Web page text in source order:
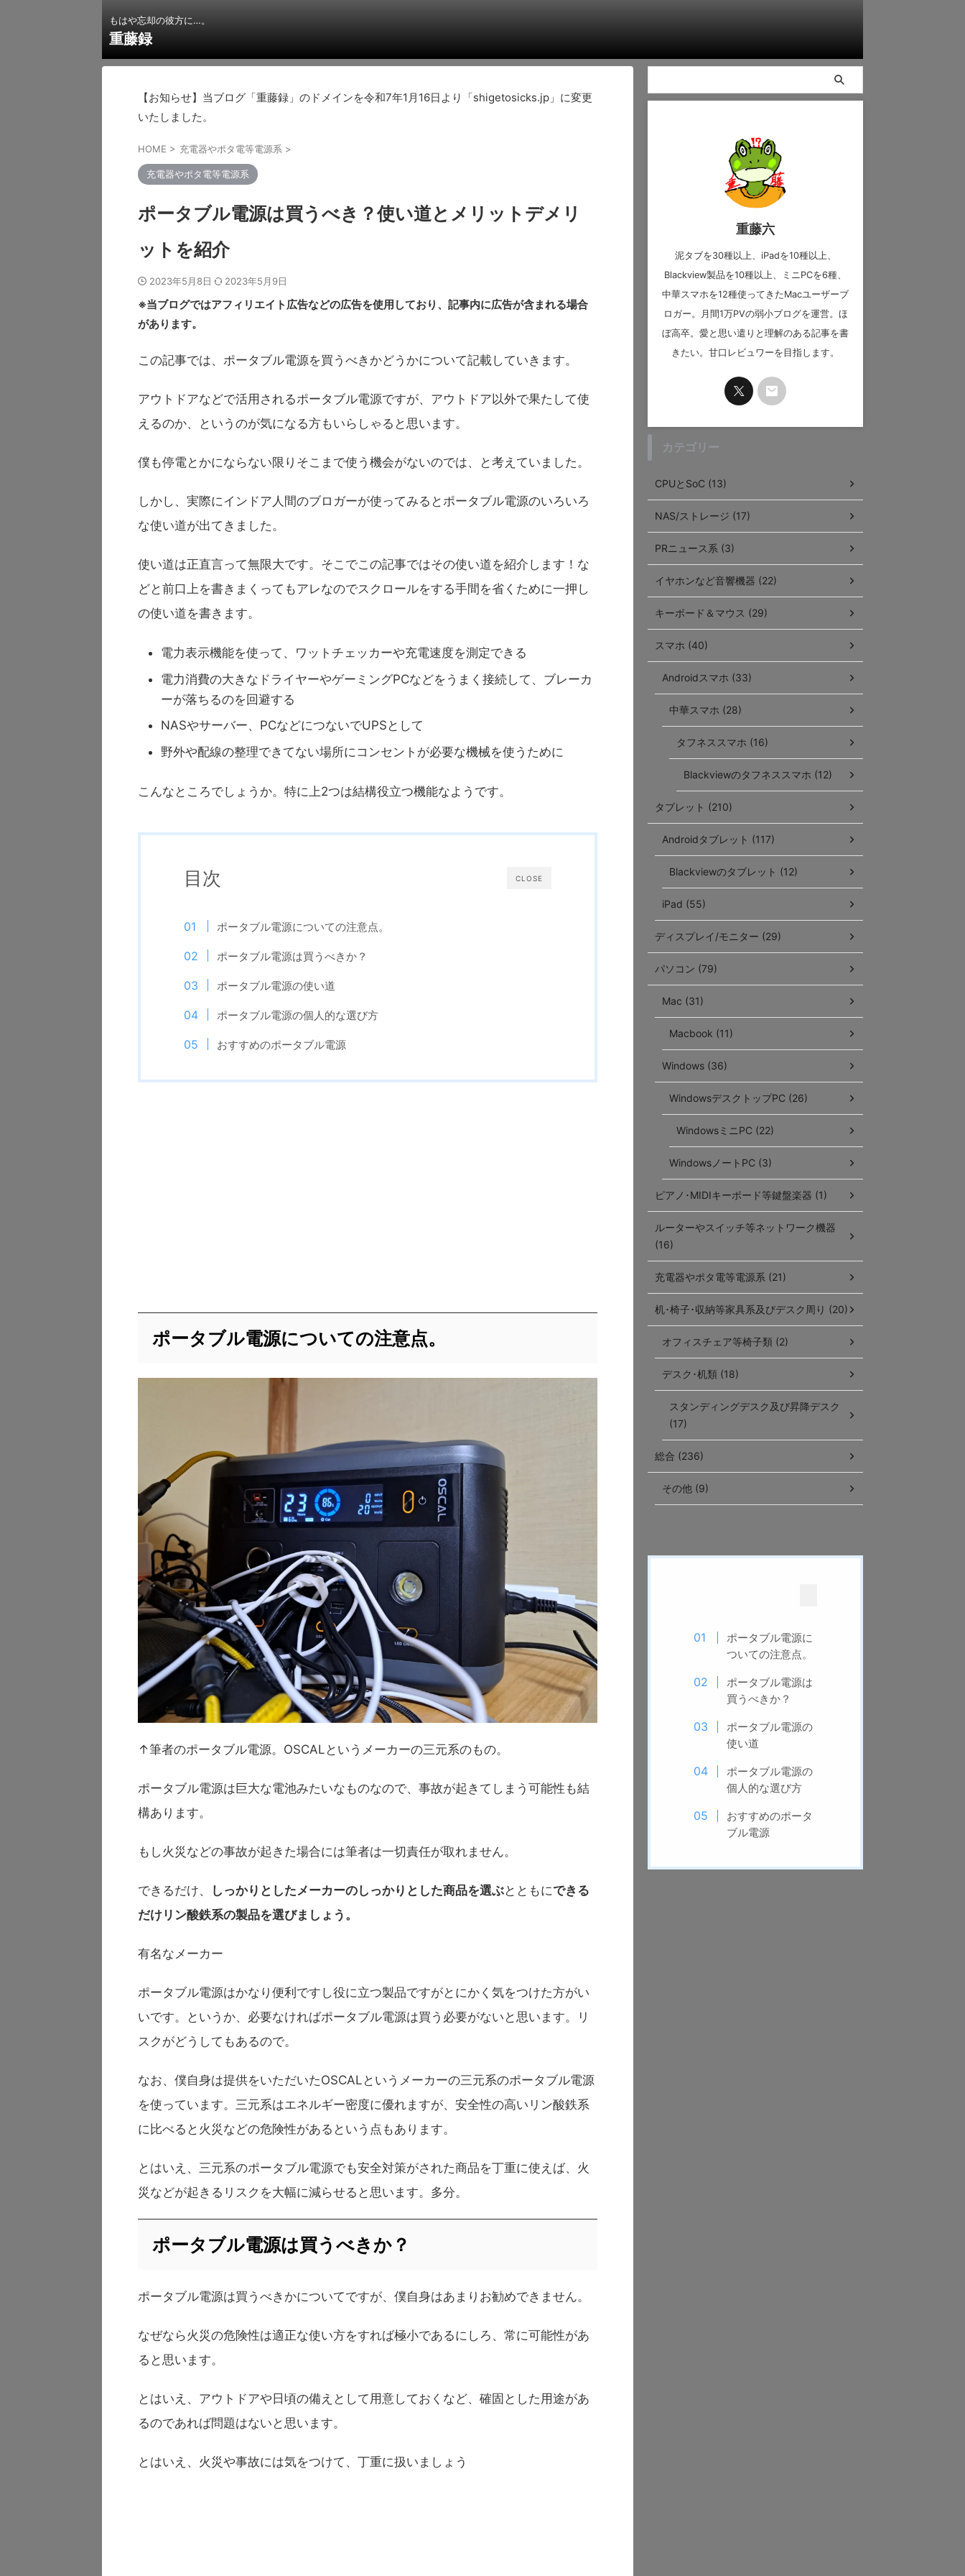
もはや忘却の彼方に…。
重藤録
【お知らせ】当ブログ「重藤録」のドメインを令和7年1月16日より「shigetosicks.jp」に変更
いたしました。
HOME > 充電器やポタ電等電源系 >
充電器やポタ電等電源系
ポータブル電源は買うべき？使い道とメリットデメリ
ットを紹介
2023年5月8日 2023年5月9日
※当ブログではアフィリエイト広告などの広告を使用しており、記事内に広告が含まれる場合
があります。
この記事では、ポータブル電源を買うべきかどうかについて記載していきます。
アウトドアなどで活用されるポータブル電源ですが、アウトドア以外で果たして使
えるのか、というのが気になる方もいらしゃると思います。
僕も停電とかにならない限りそこまで使う機会がないのでは、と考えていました。
しかし、実際にインドア人間のブロガーが使ってみるとポータブル電源のいろいろ
な使い道が出てきました。
使い道は正直言って無限大です。そこでこの記事ではその使い道を紹介します！な
どと前口上を書きまくってもアレなのでスクロールをする手間を省くために一押し
の使い道を書きます。
電力表示機能を使って、ワットチェッカーや充電速度を測定できる
電力消費の大きなドライヤーやゲーミングPCなどをうまく接続して、ブレーカ
ーが落ちるのを回避する
NASやサーバー、PCなどにつないでUPSとして
野外や配線の整理できてない場所にコンセントが必要な機械を使うために
こんなところでしょうか。特に上2つは結構役立つ機能なようです。
CLOSE
目次
ポータブル電源についての注意点。
ポータブル電源は買うべきか？
ポータブル電源の使い道
ポータブル電源の個人的な選び方
おすすめのポータブル電源
ポータブル電源についての注意点。
↑筆者のポータブル電源。OSCALというメーカーの三元系のもの。
ポータブル電源は巨大な電池みたいなものなので、事故が起きてしまう可能性も結
構あります。
もし火災などの事故が起きた場合には筆者は一切責任が取れません。
できるだけ、 しっかりとしたメーカーのしっかりとした商品を選ぶとともにできる
だけリン酸鉄系の製品を選びましょう。
有名なメーカー
ポータブル電源はかなり便利ですし役に立つ製品ですがとにかく気をつけた方がい
いです。というか、必要なければポータブル電源は買う必要がないと思います。リ
スクがどうしてもあるので。
なお、僕自身は提供をいただいたOSCALというメーカーの三元系のポータブル電源
を使っています。三元系はエネルギー密度に優れますが、安全性の高いリン酸鉄系
に比べると火災などの危険性があるという点もあります。
とはいえ、三元系のポータブル電源でも安全対策がされた商品を丁重に使えば、火
災などが起きるリスクを大幅に減らせると思います。多分。
ポータブル電源は買うべきか？
ポータブル電源は買うべきかについてですが、僕自身はあまりお勧めできません。
なぜなら火災の危険性は適正な使い方をすれば極小であるにしろ、常に可能性があ
ると思います。
とはいえ、アウトドアや日頃の備えとして用意しておくなど、確固とした用途があ
るのであれば問題はないと思います。
とはいえ、火災や事故には気をつけて、丁重に扱いましょう
重藤六
泥タブを30種以上、iPadを10種以上、
Blackview製品を10種以上、ミニPCを6種、
中華スマホを12種使ってきたMacユーザーブ
ロガー。月間1万PVの弱小ブログを運営。ほ
ぼ高卒。愛と思い遣りと理解のある記事を書
きたい。甘口レビュワーを目指します。
カテゴリー
CPUとSoC (13)
NAS/ストレージ (17)
PRニュース系 (3)
イヤホンなど音響機器 (22)
キーボード＆マウス (29)
スマホ (40)
Androidスマホ (33)
中華スマホ (28)
タフネススマホ (16)
Blackviewのタフネススマホ (12)
タブレット (210)
Androidタブレット (117)
Blackviewのタブレット (12)
iPad (55)
ディスプレイ/モニター (29)
パソコン (79)
Mac (31)
Macbook (11)
Windows (36)
WindowsデスクトップPC (26)
WindowsミニPC (22)
WindowsノートPC (3)
ピアノ･MIDIキーボード等鍵盤楽器 (1)
ルーターやスイッチ等ネットワーク機器
(16)
充電器やポタ電等電源系 (21)
机･椅子･収納等家具系及びデスク周り (20)
オフィスチェア等椅子類 (2)
デスク･机類 (18)
スタンディングデスク及び昇降デスク
(17)
総合 (236)
その他 (9)
ポータブル電源に
ついての注意点。
ポータブル電源は
買うべきか？
ポータブル電源の
使い道
ポータブル電源の
個人的な選び方
おすすめのポータ
ブル電源